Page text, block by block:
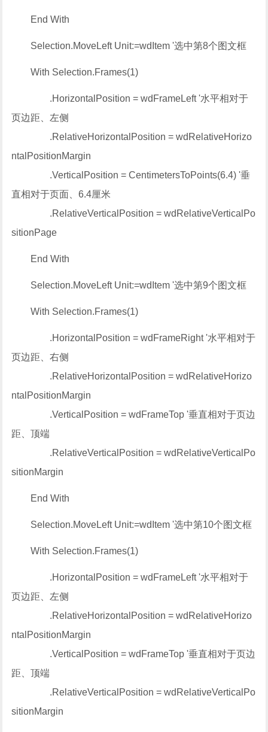
End With
Selection.MoveLeft Unit:=wdItem '选中第8个图文框
With Selection.Frames(1)
.HorizontalPosition = wdFrameLeft '水平相对于
页边距、左侧
.RelativeHorizontalPosition = wdRelativeHorizo
ntalPositionMargin
.VerticalPosition = CentimetersToPoints(6.4) '垂
直相对于页面、6.4厘米
.RelativeVerticalPosition = wdRelativeVerticalPo
sitionPage
End With
Selection.MoveLeft Unit:=wdItem '选中第9个图文框
With Selection.Frames(1)
.HorizontalPosition = wdFrameRight '水平相对于
页边距、右侧
.RelativeHorizontalPosition = wdRelativeHorizo
ntalPositionMargin
.VerticalPosition = wdFrameTop '垂直相对于页边
距、顶端
.RelativeVerticalPosition = wdRelativeVerticalPo
sitionMargin
End With
Selection.MoveLeft Unit:=wdItem '选中第10个图文框
With Selection.Frames(1)
.HorizontalPosition = wdFrameLeft '水平相对于
页边距、左侧
.RelativeHorizontalPosition = wdRelativeHorizo
ntalPositionMargin
.VerticalPosition = wdFrameTop '垂直相对于页边
距、顶端
.RelativeVerticalPosition = wdRelativeVerticalPo
sitionMargin